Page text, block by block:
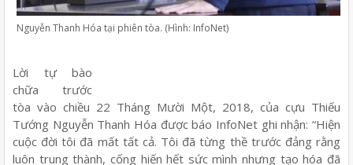
Nguyễn Thanh Hóa tại phiên tòa. (Hình: InfoNet)
Lời tự bào
chữa trước
tòa vào chiều 22 Tháng Mười Một, 2018, của cựu Thiếu
Tướng Nguyễn Thanh Hóa được báo InfoNet ghi nhận: “Hiện
cuộc đời tôi đã mất tất cả. Tôi đã từng thề trước đảng rằng
luôn trung thành, cống hiến hết sức mình nhưng tạo hóa đã